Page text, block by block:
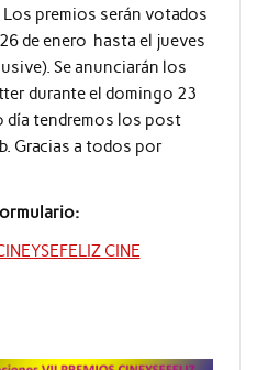
Los premios serán votados
de enero hasta el jueves
Se anunciarán los
durante el domingo 23
día tendremos los post
Gracias a todos por
CINE